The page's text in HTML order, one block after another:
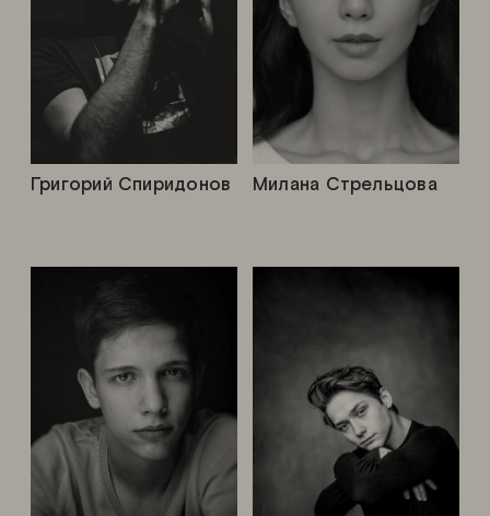
Григорий Спиридонов Милана Стрельцова